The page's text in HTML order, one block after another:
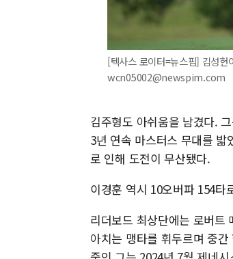
[텍사스 로이터=뉴스핌] 김성
wcn05002@newspim.com
김주형도 아쉬움을 남겼다.
3년 연속 마스터스 무대를
로 인해 도전이 무산됐다.
이경훈 역시 10오버파 154타
리더보드 최상단에는 로버트
아치는 맹타를 휘두르며 중